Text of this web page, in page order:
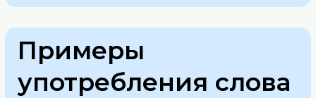
Примеры
употребления слова